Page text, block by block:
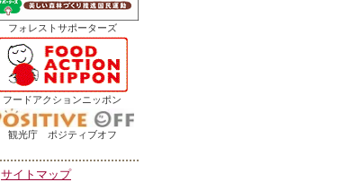
フォレストサポーターズ
フードアクションニッポン
観光庁 ポジティブオフ
サイトマップ